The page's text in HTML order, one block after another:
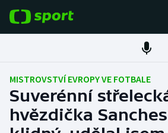
Fotbal
Hokej
MISTROVSTVÍ EVROPY VE FOTBALE
Suverénní
hvězdička